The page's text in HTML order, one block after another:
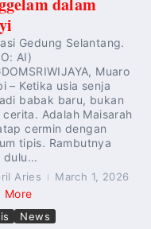
Gedung Selantang.
AI)
Muaro
– Ketika usia senja
babak baru, bukan
cerita. Adalah Maisarah
cermin dengan
tipis. Rambutnya
dulu...
Aries March 1, 2026
More
News